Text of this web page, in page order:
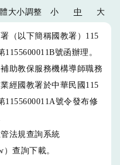
大小調整 小 中 大
（以下簡稱國教署）115
號函辦理。
助教保服務機構導師職務
經國教署於中華民國115
1155600011A號令發布修
法規查詢系統
）查詢下載。